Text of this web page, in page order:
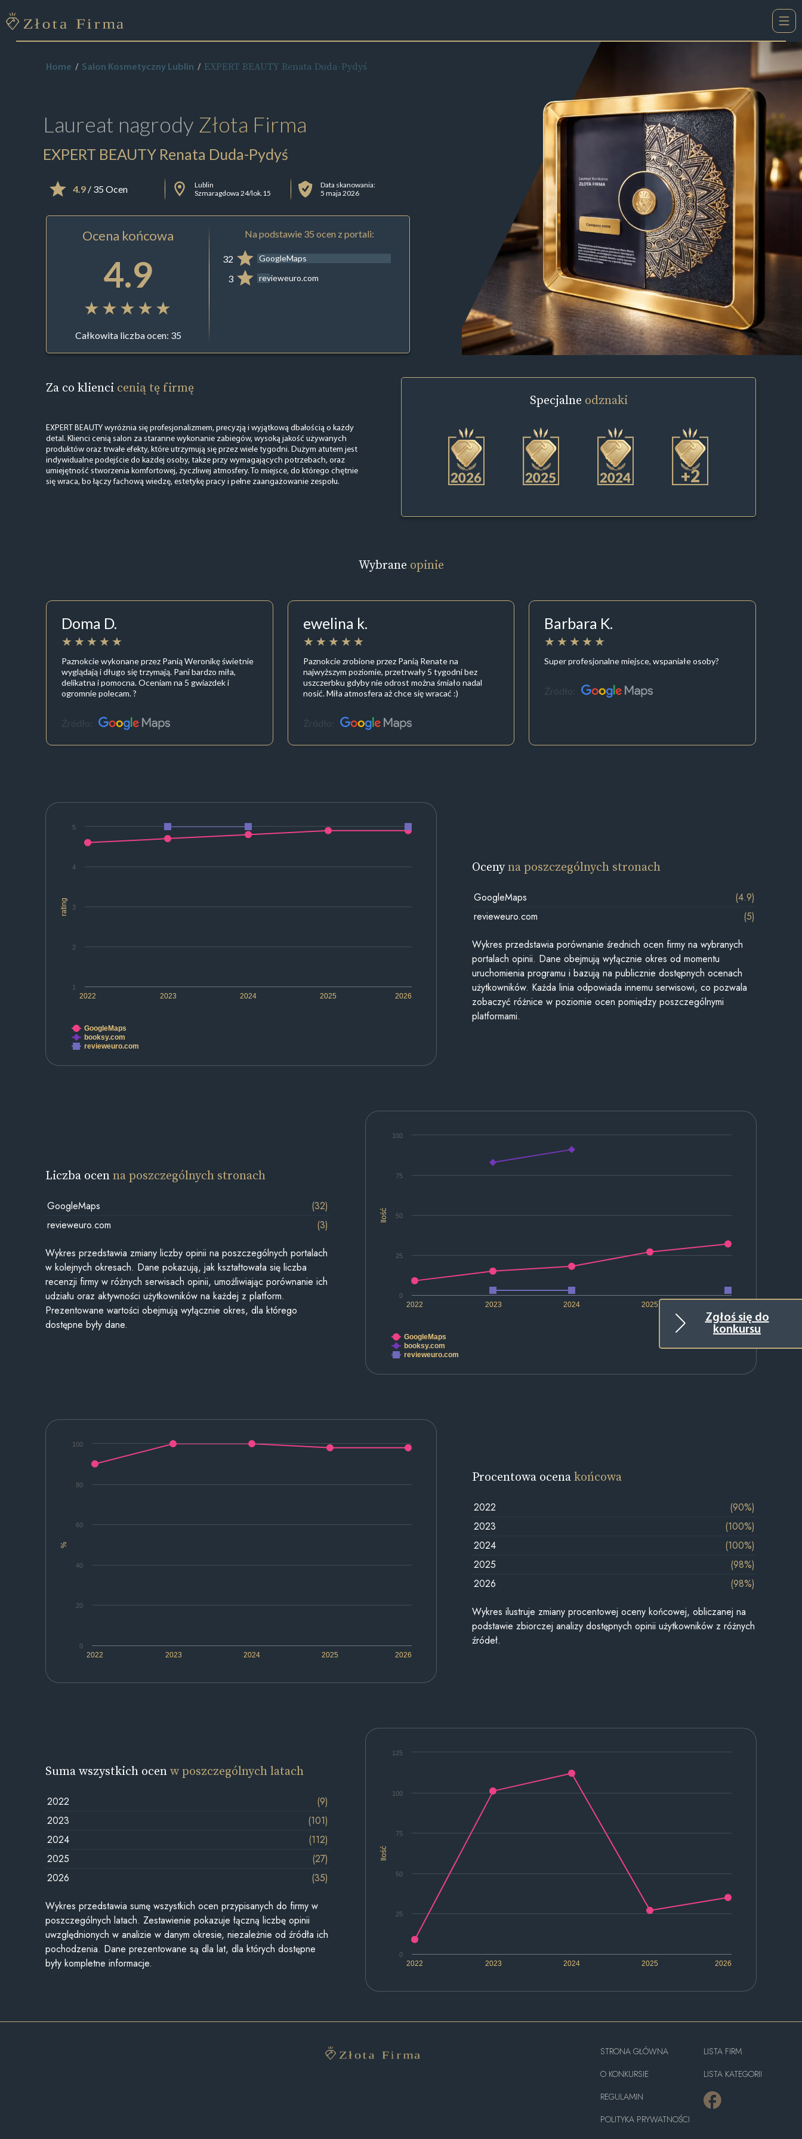
Zgłoś się do
konkursu
Home Salon Kosmetyczny Lublin EXPERT BEAUTY Renata Duda-Pydyś
Laureat nagrody Złota Firma
EXPERT BEAUTY Renata Duda-Pydyś
4.9/ 35 Ocen
Lublin
Szmaragdowa 24/lok.15
Data skanowania:
5 maja 2026
Ocena końcowa
4.9
Całkowita liczba ocen: 35
Na podstawie 35 ocen z portali:
32 GoogleMaps
3 revieweuro.com
Za co klienci cenią tę firmę
EXPERT BEAUTY wyróżnia się profesjonalizmem, precyzją i wyjątkową dbałością o każdy
detal. Klienci cenią salon za staranne wykonanie zabiegów, wysoką jakość używanych
produktów oraz trwałe efekty, które utrzymują się przez wiele tygodni. Dużym atutem jest
indywidualne podejście do każdej osoby, także przy wymagających potrzebach, oraz
umiejętność stworzenia komfortowej, życzliwej atmosfery. To miejsce, do którego chętnie
się wraca, bo łączy fachową wiedzę, estetykę pracy i pełne zaangażowanie zespołu.
Specjalne odznaki
+2
Wybrane opinie
Doma D.
Paznokcie wykonane przez Panią Weronikę świetnie
wyglądają i długo się trzymają. Pani bardzo miła,
delikatna i pomocna. Oceniam na 5 gwiazdek i
ogromnie polecam. ?
Źródło:
ewelina k.
Paznokcie zrobione przez Panią Renate na
najwyższym poziomie, przetrwały 5 tygodni bez
uszczerbku gdyby nie odrost można śmiało nadal
nosić. Miła atmosfera aż chce się wracać :)
Źródło:
Barbara K.
Super profesjonalne miejsce, wspaniałe osoby?
Źródło:
rating
2022 2023 2024 2025 2026
1
2
3
4
5
GoogleMaps
booksy.com
revieweuro.com
Ocenyna poszczególnych stronach
GoogleMaps
(4.9)
revieweuro.com
(5)
Wykres przedstawia porównanie średnich ocen firmy na wybranych
portalach opinii. Dane obejmują wyłącznie okres od momentu
uruchomienia programu i bazują na publicznie dostępnych ocenach
użytkowników. Każda linia odpowiada innemu serwisowi, co pozwala
zobaczyć różnice w poziomie ocen pomiędzy poszczególnymi
platformami.
Ilość
2022 2023 2024 2025
0
100
25
50
75
GoogleMaps
booksy.com
revieweuro.com
Liczba ocenna poszczególnych stronach
GoogleMaps
(32)
revieweuro.com
(3)
Wykres przedstawia zmiany liczby opinii na poszczególnych portalach
w kolejnych okresach. Dane pokazują, jak kształtowała się liczba
recenzji firmy w różnych serwisach opinii, umożliwiając porównanie ich
udziału oraz aktywności użytkowników na każdej z platform.
Prezentowane wartości obejmują wyłącznie okres, dla którego
dostępne były dane.
%
2022 2023 2024 2025 2026
0
20
40
60
80
100
Procentowa ocenakońcowa
2022
(90%)
2023
(100%)
2024
(100%)
2025
(98%)
2026
(98%)
Wykres ilustruje zmiany procentowej oceny końcowej, obliczanej na
podstawie zbiorczej analizy dostępnych opinii użytkowników z różnych
źródeł.
Ilość
2022 2023 2024 2025 2026
0
25
50
75
100
125
Suma wszystkich ocenw poszczególnych latach
2022
(9)
2023
(101)
2024
(112)
2025
(27)
2026
(35)
Wykres przedstawia sumę wszystkich ocen przypisanych do firmy w
poszczególnych latach. Zestawienie pokazuje łączną liczbę opinii
uwzględnionych w analizie w danym okresie, niezależnie od źródła ich
pochodzenia. Dane prezentowane są dla lat, dla których dostępne
były kompletne informacje.
STRONA GŁÓWNA
O KONKURSIE
REGULAMIN
POLITYKA PRYWATNOŚCI
LISTA FIRM
LISTA KATEGORII